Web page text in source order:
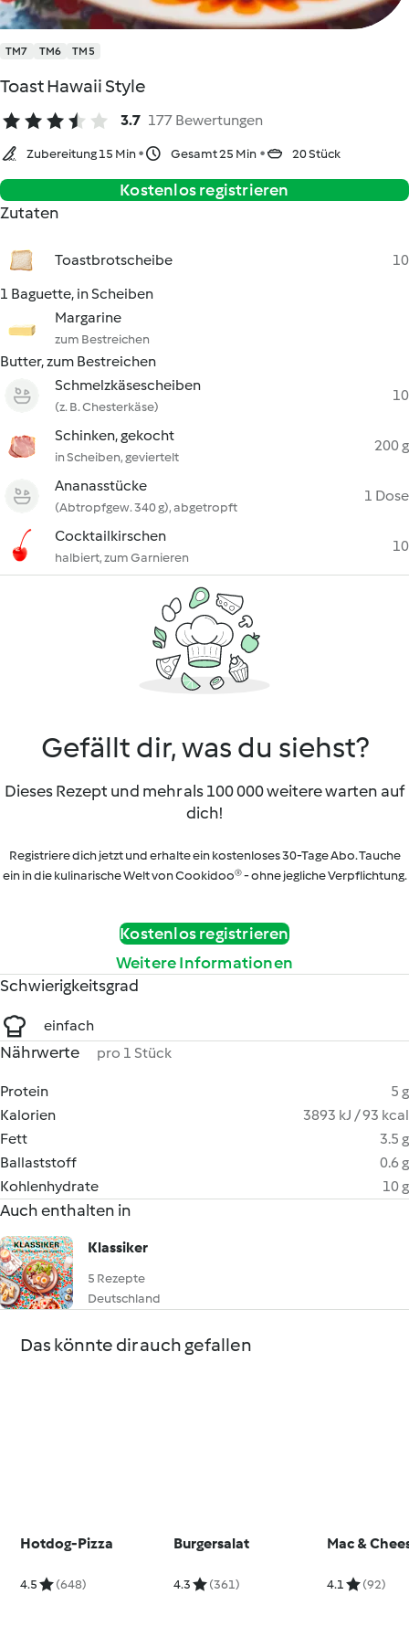
TM7 TM6 TM5
Toast Hawaii Style
3.7 177 Bewertungen
Zubereitung 15 Min Gesamt 25 Min 20 Stück
Kostenlos registrieren
Zutaten
Toastbrotscheibe
10
1 Baguette, in Scheiben
Margarine
zum Bestreichen
Butter, zum Bestreichen
Schmelzkäsescheiben
(z. B. Chesterkäse)
10
Schinken, gekocht
in Scheiben, geviertelt
200 g
Ananasstücke
(Abtropfgew. 340 g), abgetropft
1 Dose
Cocktailkirschen
halbiert, zum Garnieren
10
Gefällt dir, was du siehst?
Dieses Rezept und mehr als 100 000 weitere warten auf
dich!
Registriere dich jetzt und erhalte ein kostenloses 30-Tage Abo. Tauche
ein in die kulinarische Welt von Cookidoo® - ohne jegliche Verpflichtung.
Kostenlos registrieren
Weitere Informationen
Schwierigkeitsgrad
einfach
Nährwerte pro 1 Stück
Protein
5 g
Kalorien
3893 kJ / 93 kcal
Fett
3.5 g
Ballaststoff
0.6 g
Kohlenhydrate
10 g
Auch enthalten in
Klassiker
5 Rezepte
Deutschland
Das könnte dir auch gefallen
Hotdog-Pizza
4.5 (648)
Burgersalat
4.3 (361)
Mac &
4.1 (92)